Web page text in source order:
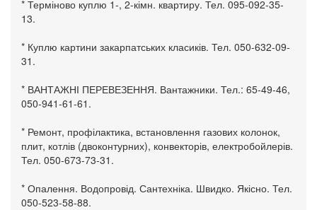
* Терміново куплю 1-, 2-кімн. квартиру. Тел. 095-092-35-
13.
* Куплю картини закарпатських класиків. Тел. 050-632-09-
31.
* ВАНТАЖНІ ПЕРЕВЕЗЕННЯ. Вантажники. Тел.: 65-49-46,
050-941-61-61.
* Ремонт, профілактика, встановлення газових колонок,
плит, котлів (двоконтурних), конвекторів, електробойлерів.
Тел. 050-673-73-31.
* Опалення. Водопровід. Сантехніка. Швидко. Якісно. Тел.
050-523-58-88.